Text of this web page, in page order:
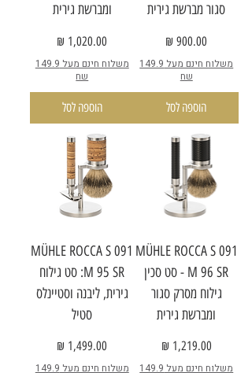
סגור מברשת גירית
מחיר
משלוח חינם מעל 149.9
שח
הוספה לסל
ומברשת גירית
מחיר
משלוח חינם מעל 149.9
שח
הוספה לסל
MÜHLE ROCCA S 091
M 96 SR - סט סכין
גילוח מסרק סגור
ומברשת גירית
מחיר
משלוח חינם מעל 149.9
MÜHLE ROCCA S 091
M 95 SR: סט גילוח
גירית, ליבנה וסטיינלס
סטיל
מחיר
משלוח חינם מעל 149.9